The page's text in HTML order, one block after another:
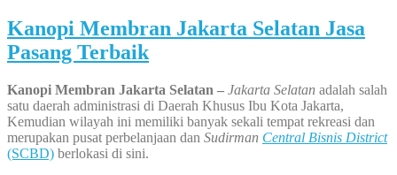
Kanopi Membran Jakarta Selatan Jasa
Pasang Terbaik
Kanopi Membran Jakarta Selatan – Jakarta Selatan adalah salah
satu daerah administrasi di Daerah Khusus Ibu Kota Jakarta,
Kemudian wilayah ini memiliki banyak sekali tempat rekreasi dan
merupakan pusat perbelanjaan dan Sudirman Central Bisnis District
(SCBD) berlokasi di sini.